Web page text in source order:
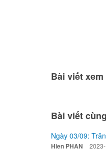
Bài viết
Bài viết
Ngày 03/09:
Hien PHAN